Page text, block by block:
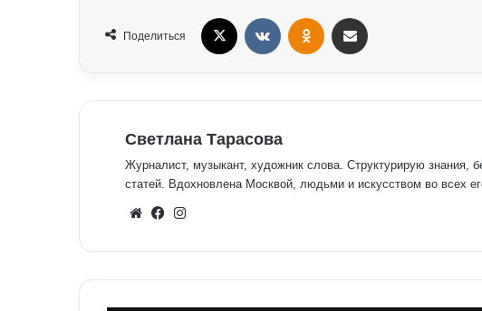
Поделиться
Светлана Тарасова
Журналист, музыкант, художник слова. Структурирую знания,
статей. Вдохновлена Москвой, людьми и искусством во всех
We
e
Fa
ookam